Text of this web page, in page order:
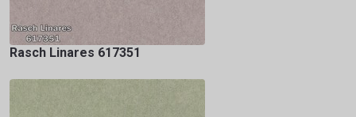
Rasch Linares 617351